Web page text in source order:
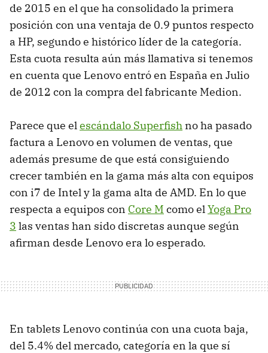
de 2015 en el que ha consolidado la primera
posición con una ventaja de 0.9 puntos respecto
a HP, segundo e histórico líder de la categoría.
Esta cuota resulta aún más llamativa si tenemos
en cuenta que Lenovo entró en España en Julio
de 2012 con la compra del fabricante Medion.
Parece que elescándalo Superfish no ha pasado
factura a Lenovo en volumen de ventas, que
además presume de que está consiguiendo
crecer también en la gama más alta con equipos
con i7 de Intel y la gama alta de AMD. En lo que
respecta a equipos con Core M como elYoga Pro
3 las ventas han sido discretas aunque según
afirman desde Lenovo era lo esperado.
En tablets Lenovo continúa con una cuota baja,
del 5.4% del mercado, categoría en la que sí